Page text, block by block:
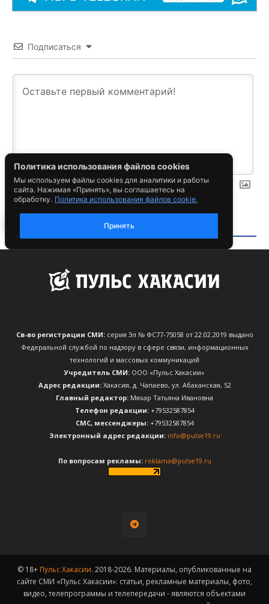
Св-во регистрации СМИ:серия Эл № ФС77-75058 от 22.02.2019 выдано
Федеральной службой по надзору в сфере связи, информационных
технологий и массовых коммуникаций
Учредитель СМИ: ООО «Пульс Хакасии»
Адрес редакции:Хакасия, д. Чапаево, ул. Абаканская, 52
Главный редактор: Мяхар Татьяна Ивановна
Телефон редакции:+79532587854
CМС, мессенджеры:+79532587854
Электронный адрес редакции: info@pulse19.ru
По вопросам рекламы: reklama@pulse19.ru
© 18+ Пульс Хакасии. 2018-2026. Материалы, опубликованные на
сайте СМИ «Пульс Хакасии»: статьи, рекламные материалы, фото,
видео, телепрограммы и телепередачи - являются объектами